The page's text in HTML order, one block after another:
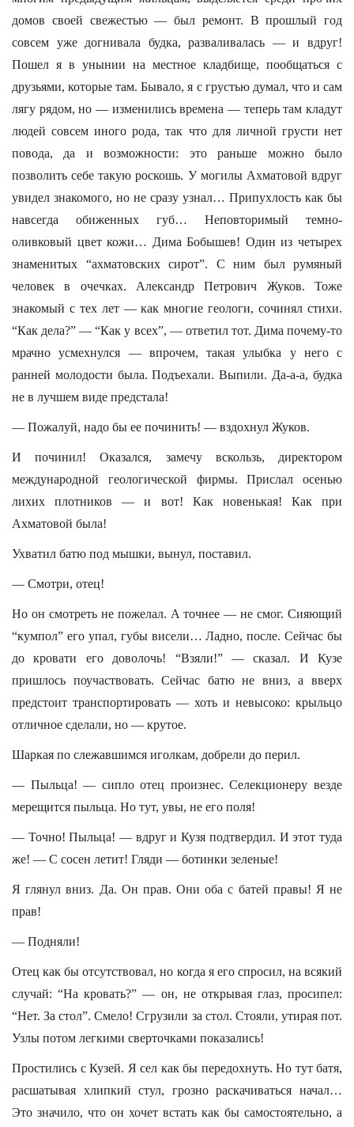
домов своей свежестью — был ремонт. В прошлый год
совсем уже догнивала будка, разваливалась — и вдруг!
Пошел я в унынии на местное кладбище, пообщаться с
друзьями, которые там. Бывало, я с грустью думал, что и сам
лягу рядом, но — изменились времена — теперь там кладут
людей совсем иного рода, так что для личной грусти нет
повода, да и возможности: это раньше можно было
позволить себе такую роскошь. У могилы Ахматовой вдруг
увидел знакомого, но не сразу узнал… Припухлость как бы
навсегда обиженных губ… Неповторимый темно-
оливковый цвет кожи… Дима Бобышев! Один из четырех
знаменитых “ахматовских сирот”. С ним был румяный
человек в очечках. Александр Петрович Жуков. Тоже
знакомый с тех лет — как многие геологи, сочинял стихи.
“Как дела?” — “Как у всех”, — ответил тот. Дима почему-то
мрачно усмехнулся — впрочем, такая улыбка у него с
ранней молодости была. Подъехали. Выпили. Да-а-а, будка
не в лучшем виде предстала!
— Пожалуй, надо бы ее починить! — вздохнул Жуков.
И починил! Оказался, замечу вскользь, директором
международной геологической фирмы. Прислал осенью
лихих плотников — и вот! Как новенькая! Как при
Ахматовой была!
Ухватил батю под мышки, вынул, поставил.
— Смотри, отец!
Но он смотреть не пожелал. А точнее — не смог. Сияющий
“кумпол” его упал, губы висели… Ладно, после. Сейчас бы
до кровати его доволочь! “Взяли!” — сказал. И Кузе
пришлось поучаствовать. Сейчас батю не вниз, а вверх
предстоит транспортировать — хоть и невысоко: крыльцо
отличное сделали, но — крутое.
Шаркая по слежавшимся иголкам, добрели до перил.
— Пыльца! — сипло отец произнес. Селекционеру везде
мерещится пыльца. Но тут, увы, не его поля!
— Точно! Пыльца! — вдруг и Кузя подтвердил. И этот туда
же! — С сосен летит! Гляди — ботинки зеленые!
Я глянул вниз. Да. Он прав. Они оба с батей правы! Я не
прав!
— Подняли!
Отец как бы отсутствовал, но когда я его спросил, на всякий
случай: “На кровать?” — он, не открывая глаз, просипел:
“Нет. За стол”. Смело! Сгрузили за стол. Стояли, утирая пот.
Узлы потом легкими сверточками показались!
Простились с Кузей. Я сел как бы передохнуть. Но тут батя,
расшатывая хлипкий стул, грозно раскачиваться начал…
Это значило, что он хочет встать как бы самостоятельно, а